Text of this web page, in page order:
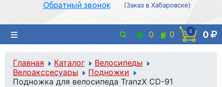
Обратный звонок (Заказ в Хабаровске)
0 0 0 0
Главная Каталог
Велосипеды
Велоакссесуары
Подножки
Подножка для велосипеда TranzX CD-91